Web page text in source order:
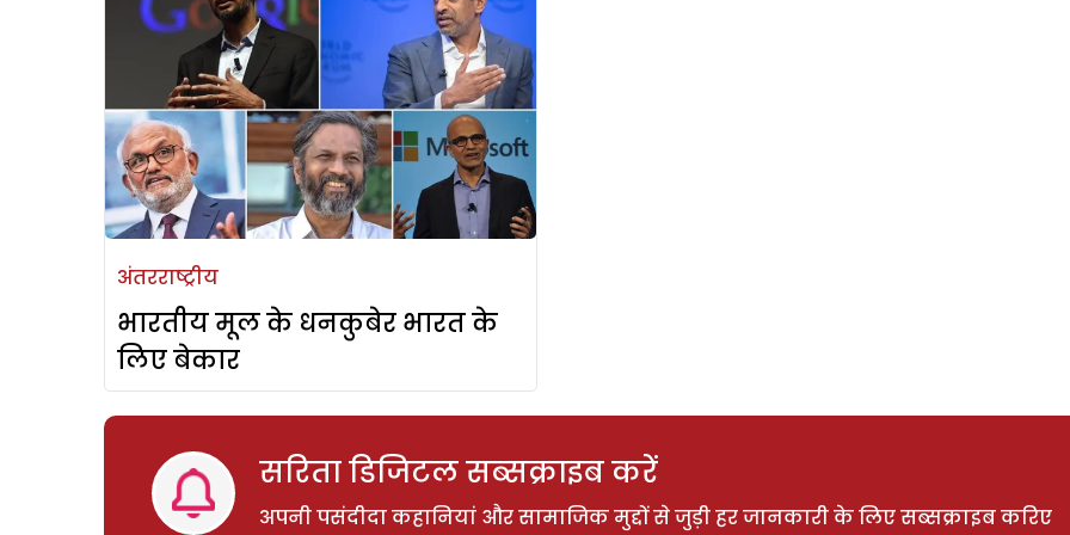
अंतरराष्ट्रीय
भारतीय मूल के धनकुबेर भारत के
लिए बेकार
सरिता डिजिटल सब्सक्राइब करें
अपनी पसंदीदा कहानियां और सामाजिक मुद्दों से जुड़ी हर जानकारी के लिए सब्सक्राइब करिए